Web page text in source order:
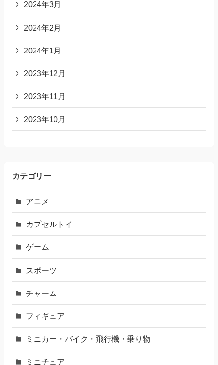
2024年3月
2024年2月
2024年1月
2023年12月
2023年11月
2023年10月
カテゴリー
アニメ
カプセルトイ
ゲーム
スポーツ
チャーム
フィギュア
ミニカー・バイク・飛行機・乗り物
ミニチュア